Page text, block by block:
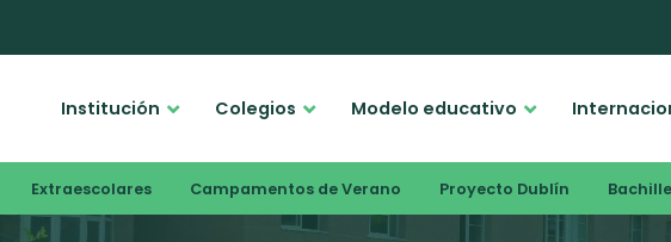
Institución Colegios Modelo educativo
Extraescolares Campamentos de Verano Proyecto Dublín